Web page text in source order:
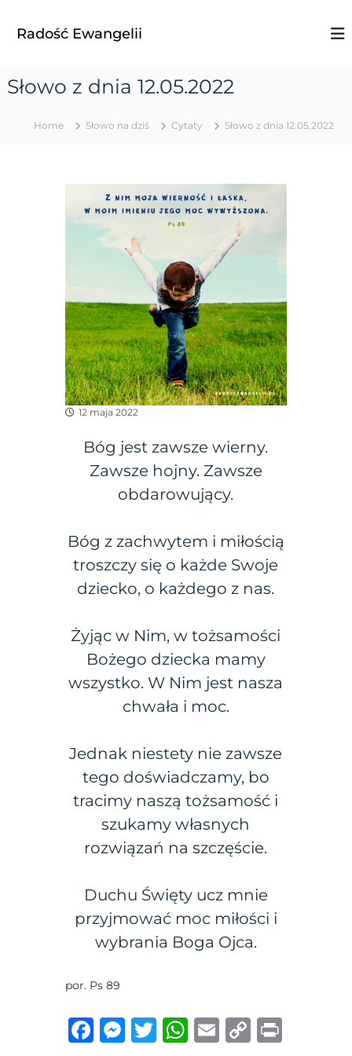
Radość Ewangelii
Słowo z dnia 12.05.2022
Home Słowo na dziś Cytaty Słowo z dnia 12.05.2022
12 maja 2022
Bóg jest zawsze wierny.
Zawsze hojny. Zawsze
obdarowujący.
Bóg z zachwytem i miłością
troszczy się o każde Swoje
dziecko, o każdego z nas.
Żyjąc w Nim, w tożsamości
Bożego dziecka mamy
wszystko. W Nim jest nasza
chwała i moc.
Jednak niestety nie zawsze
tego doświadczamy, bo
tracimy naszą tożsamość i
szukamy własnych
rozwiązań na szczęście.
Duchu Święty ucz mnie
przyjmować moc miłości i
wybrania Boga Ojca.
por. Ps 89
F
M T
W E
C